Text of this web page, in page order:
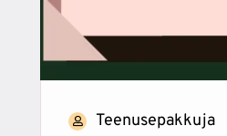
Teenusepakkuja